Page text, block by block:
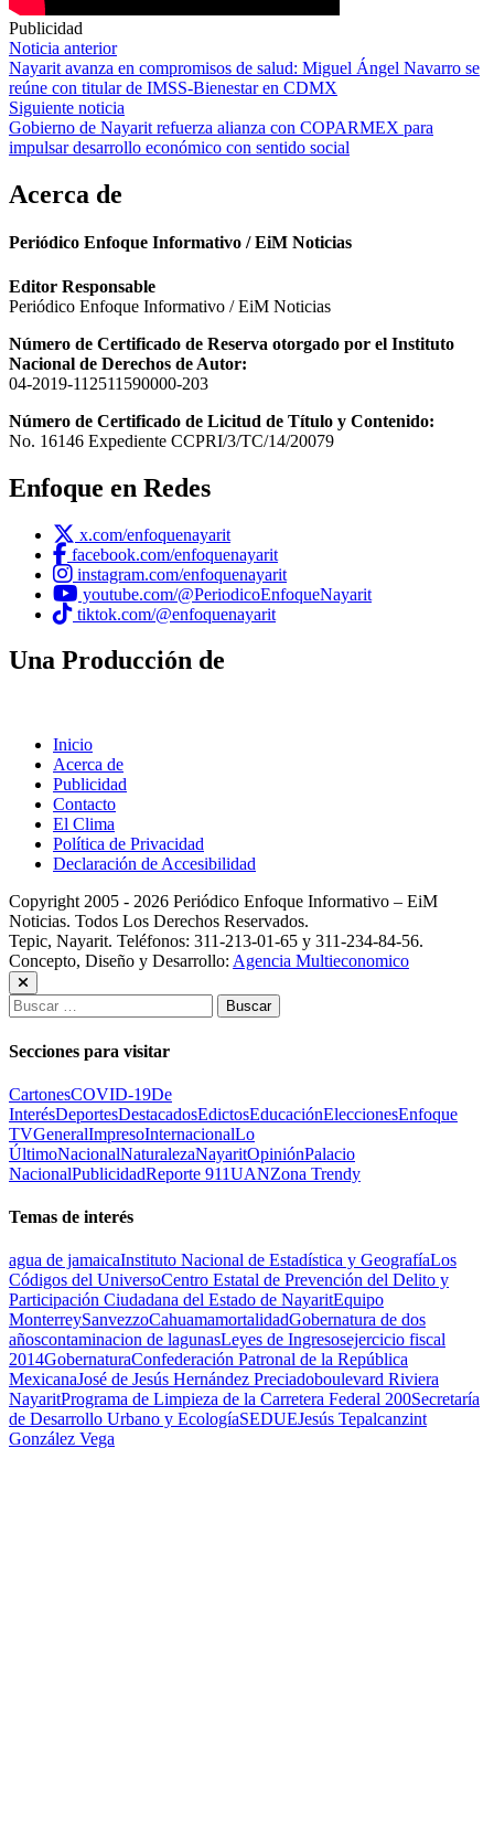
Publicidad
Navegación
de
entradas
Noticia anterior
Nayarit avanza en compromisos de salud: Miguel Ángel Navarro se
reúne con titular de IMSS-Bienestar en CDMX
Siguiente noticia
Gobierno de Nayarit refuerza alianza con COPARMEX para
impulsar desarrollo económico con sentido social
Acerca de
Periódico Enfoque Informativo / EiM Noticias
Editor Responsable
Periódico Enfoque Informativo / EiM Noticias
Número de Certificado de Reserva otorgado por el Instituto
Nacional de Derechos de Autor:
04-2019-112511590000-203
Número de Certificado de Licitud de Título y Contenido:
No. 16146 Expediente CCPRI/3/TC/14/20079
Enfoque en Redes
x.com/enfoquenayarit
facebook.com/enfoquenayarit
instagram.com/enfoquenayarit
youtube.com/@PeriodicoEnfoqueNayarit
tiktok.com/@enfoquenayarit
Una Producción de
Inicio
Acerca de
Publicidad
Contacto
El Clima
Política de Privacidad
Declaración de Accesibilidad
Copyright 2005 - 2026 Periódico Enfoque Informativo – EiM
Noticias. Todos Los Derechos Reservados.
Tepic, Nayarit. Teléfonos: 311-213-01-65 y 311-234-84-56.
Concepto, Diseño y Desarrollo: Agencia Multieconomico
Buscar:
Secciones para visitar
CartonesCOVID-19De
InterésDeportesDestacadosEdictosEducaciónEleccionesEnfoque
TVGeneralImpresoInternacionalLo
ÚltimoNacionalNaturalezaNayaritOpiniónPalacio
NacionalPublicidadReporte 911UANZona Trendy
Temas de interés
agua de jamaicaInstituto Nacional de Estadística y GeografíaLos
Códigos del UniversoCentro Estatal de Prevención del Delito y
Participación Ciudadana del Estado de NayaritEquipo
MonterreySanvezzoCahuamamortalidadGobernatura de dos
añoscontaminacion de lagunasLeyes de Ingresosejercicio fiscal
2014GobernaturaConfederación Patronal de la República
MexicanaJosé de Jesús Hernández Preciadoboulevard Riviera
NayaritPrograma de Limpieza de la Carretera Federal 200Secretaría
de Desarrollo Urbano y EcologíaSEDUEJesús Tepalcanzint
González Vega